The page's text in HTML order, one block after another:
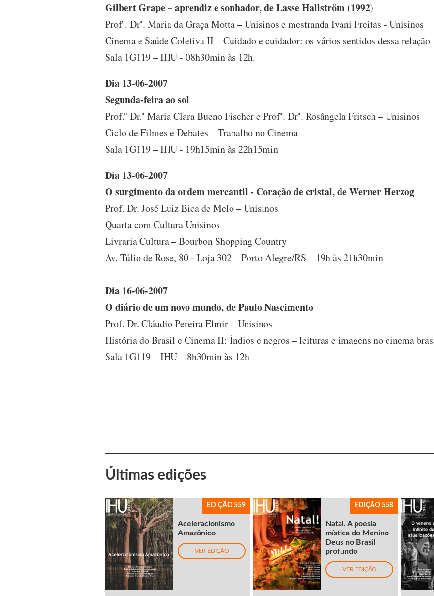
Gilbert Grape – aprendiz e sonhador, de Lasse Hallström (1992)
Profª. Drª. Maria da Graça Motta – Unisinos e mestranda Ivani Freitas - Unisinos
Cinema e Saúde Coletiva II – Cuidado e cuidador: os vários sentidos dessa relação
Sala 1G119 – IHU - 08h30min às 12h.
Dia 13-06-2007
Segunda-feira ao sol
Prof.ª Dr.ª Maria Clara Bueno Fischer e Profª. Drª. Rosângela Fritsch – Unisinos
Ciclo de Filmes e Debates – Trabalho no Cinema
Sala 1G119 – IHU - 19h15min às 22h15min
Dia 13-06-2007
O surgimento da ordem mercantil - Coração de cristal, de Werner Herzog
Prof. Dr. José Luiz Bica de Melo – Unisinos
Quarta com Cultura Unisinos
Livraria Cultura – Bourbon Shopping Country
Av. Túlio de Rose, 80 - Loja 302 – Porto Alegre/RS – 19h às 21h30min
Dia 16-06-2007
O diário de um novo mundo, de Paulo Nascimento
Prof. Dr. Cláudio Pereira Elmir – Unisinos
História do Brasil e Cinema II: Índios e negros – leituras e imagens no cinema
Sala 1G119 – IHU – 8h30min às 12h
Últimas edições
EDIÇÃO 559
Aceleracionismo
Amazônico
VER EDIÇÃO
EDIÇÃO 558
Natal. A poesia
mística do Menino
Deus no Brasil
profundo
VER EDIÇÃO